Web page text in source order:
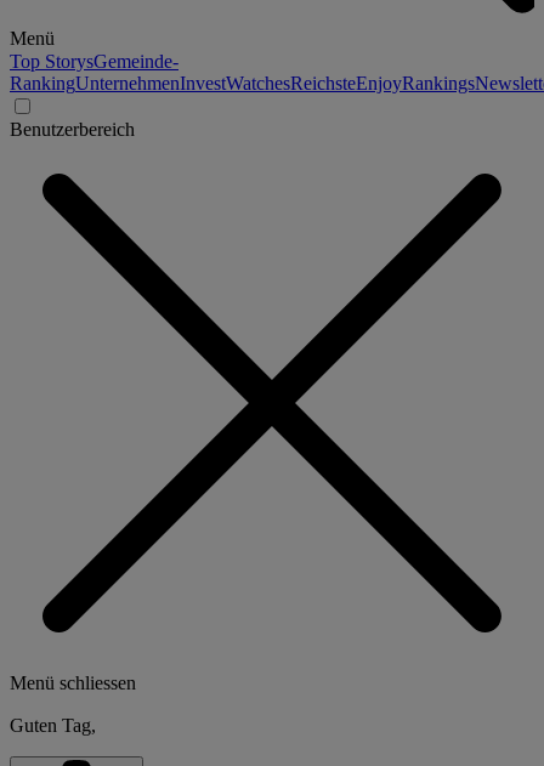
Menü
Top StorysGemeinde-
RankingUnternehmenInvestWatchesReichsteEnjoyRankings
Benutzerbereich
Menü schliessen
Guten Tag,